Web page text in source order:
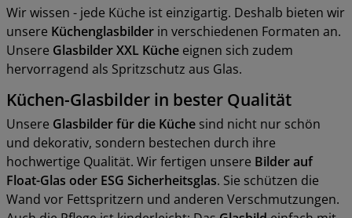
Wir wissen - jede Küche ist einzigartig. Deshalb bieten wir
unsere Küchenglasbilder in verschiedenen Formaten an.
Unsere Glasbilder XXL Küche eignen sich zudem
hervorragend als Spritzschutz aus Glas.
Küchen-Glasbilder in bester Qualität
Unsere Glasbilder für die Küche sind nicht nur schön
und dekorativ, sondern bestechen durch ihre
hochwertige Qualität. Wir fertigen unsere Bilder auf
Float-Glas oder ESG Sicherheitsglas. Sie schützen die
Wand vor Fettspritzern und anderen Verschmutzungen.